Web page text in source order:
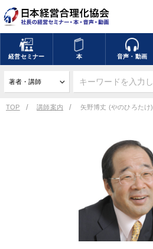
経営セミナー 本 音声・動画
TOP 講師案内 矢野博丈 (やのひろたけ)